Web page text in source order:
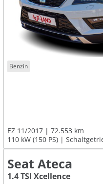
Benzin
EZ 11/2017
72.553 km
110 kW (150 PS)
Seat Ateca
1.4 TSI Xcellence